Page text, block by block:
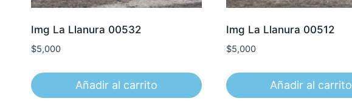
Img La Llanura 00532
$5,000
Añadir al carrito
Img La Llanura 00512
$5,000
Añadir al carrito